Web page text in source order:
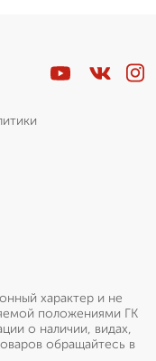
характер и не
положениями ГК
о наличии, видах,
обращайтесь в